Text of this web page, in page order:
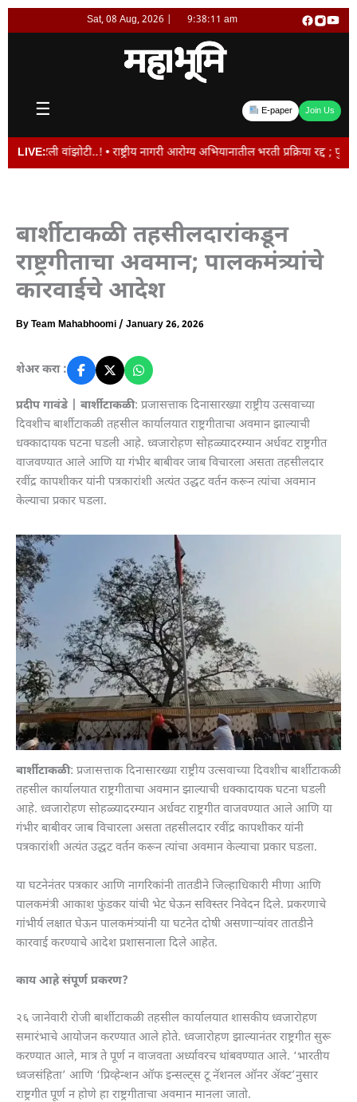
Skip
Sat, 08 Aug, 2026 | 9:38:11 am
☰ E-paper Join Us
LIVE:• राष्ट्रीय नागरी आरोग्य अभियानातील भरती प्रक्रिया रद्द ; पुढील
बार्शीटाकळी तहसीलदारांकडून
राष्ट्रगीताचा अवमान; पालकमंत्र्यांचे
कारवाईचे आदेश
ByTeam Mahabhoomi/ January 26, 2026
शेअर करा :
प्रदीप गावंडे | बार्शीटाकळी: प्रजासत्ताक दिनासारख्या राष्ट्रीय उत्सवाच्या
दिवशीच बार्शीटाकळी तहसील कार्यालयात राष्ट्रगीताचा अवमान झाल्याची
धक्कादायक घटना घडली आहे. ध्वजारोहण सोहळ्यादरम्यान अर्धवट राष्ट्रगीत
वाजवण्यात आले आणि या गंभीर बाबीवर जाब विचारला असता तहसीलदार
रवींद्र कापशीकर यांनी पत्रकारांशी अत्यंत उद्धट वर्तन करून त्यांचा अवमान
केल्याचा प्रकार घडला.
बार्शीटाकळी: प्रजासत्ताक दिनासारख्या राष्ट्रीय उत्सवाच्या दिवशीच बार्शीटाकळी
तहसील कार्यालयात राष्ट्रगीताचा अवमान झाल्याची धक्कादायक घटना घडली
आहे. ध्वजारोहण सोहळ्यादरम्यान अर्धवट राष्ट्रगीत वाजवण्यात आले आणि या
गंभीर बाबीवर जाब विचारला असता तहसीलदार रवींद्र कापशीकर यांनी
पत्रकारांशी अत्यंत उद्धट वर्तन करून त्यांचा अवमान केल्याचा प्रकार घडला.
या घटनेनंतर पत्रकार आणि नागरिकांनी तातडीने जिल्हाधिकारी मीणा आणि
पालकमंत्री आकाश फुंडकर यांची भेट घेऊन सविस्तर निवेदन दिले. प्रकरणाचे
गांभीर्य लक्षात घेऊन पालकमंत्र्यांनी या घटनेत दोषी असणाऱ्यांवर तातडीने
कारवाई करण्याचे आदेश प्रशासनाला दिले आहेत.
काय आहे संपूर्ण प्रकरण?
२६ जानेवारी रोजी बार्शीटाकळी तहसील कार्यालयात शासकीय ध्वजारोहण
समारंभाचे आयोजन करण्यात आले होते. ध्वजारोहण झाल्यानंतर राष्ट्रगीत सुरू
करण्यात आले, मात्र ते पूर्ण न वाजवता अर्ध्यावरच थांबवण्यात आले. ‘भारतीय
ध्वजसंहिता’ आणि ‘प्रिव्हेन्शन ऑफ इन्सल्ट्स टू नॅशनल ऑनर ॲक्ट’नुसार
राष्ट्रगीत पूर्ण न होणे हा राष्ट्रगीताचा अवमान मानला जातो.